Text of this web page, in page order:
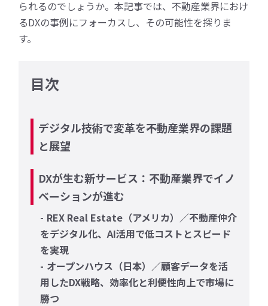
られるのでしょうか。本記事では、不動産業界におけ
るDXの事例にフォーカスし、その可能性を探りま
す。
目次
デジタル技術で変革を――不動産業界の課題
と展望
DXが生む新サービス：不動産業界でイノ
ベーションが進む
REX Real Estate（アメリカ）／不動産仲介
をデジタル化、AI活用で低コストとスピード
を実現
オープンハウス（日本）／顧客データを活
用したDX戦略、効率化と利便性向上で市場に
勝つ